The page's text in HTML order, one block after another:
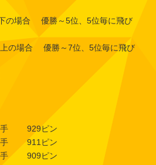
の場合 優勝～5位、5位毎に飛び
場合 優勝～7位、5位毎に飛び
929ピン
911ピン
909ピン